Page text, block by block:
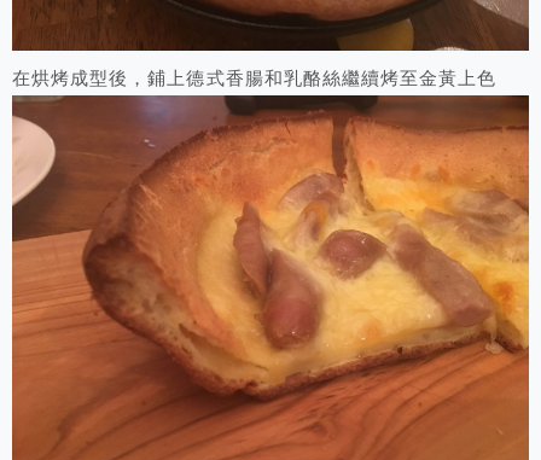
在烘烤成型後，鋪上德式香腸和乳酪絲繼續烤至金黃上色